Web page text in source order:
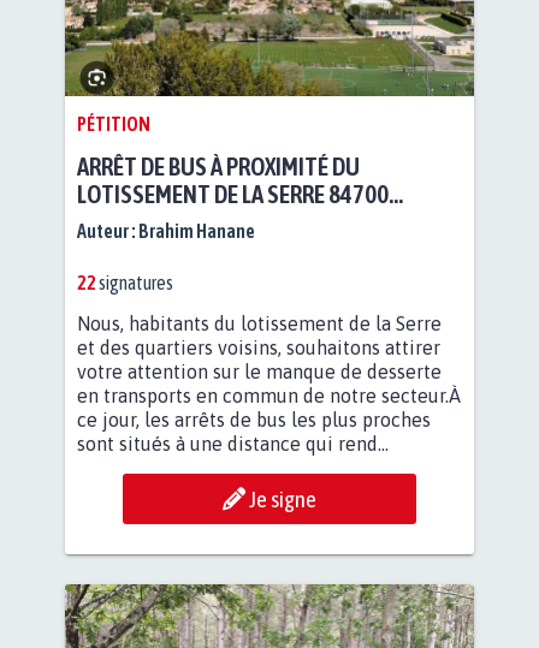
PÉTITION
ARRÊT DE BUS À PROXIMITÉ DU
LOTISSEMENT DE LA SERRE 84700
SORGUES
Auteur : Brahim Hanane
22signatures
Nous, habitants du lotissement de la Serre
et des quartiers voisins, souhaitons attirer
votre attention sur le manque de desserte
en transports en commun de notre secteur.À
ce jour, les arrêts de bus les plus proches
sont situés à une distance qui rend...
Je signe